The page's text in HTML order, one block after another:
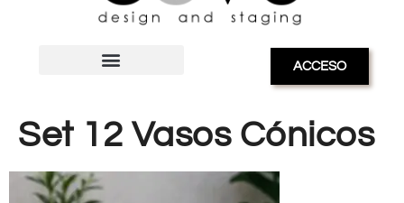
ACCESO
Set 12 Vasos Cónicos